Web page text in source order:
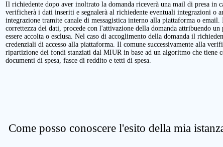
Il richiedente dopo aver inoltrato la domanda riceverà una mail di presa in
verificherà i dati inseriti e segnalerà al richiedente eventuali integrazioni o
integrazione tramite canale di messagistica interno alla piattaforma o
correttezza dei dati, procede con l'attivazione della domanda attribuendo
essere accolta o esclusa. Nel caso di accoglimento della domanda il
credenziali di accesso alla piattaforma. Il comune successivamente alla
ripartizione dei fondi stanziati dal MIUR in base ad un algoritmo che tiene
documenti di spesa, fasce di reddito e tetti di spesa.
Come posso conoscere l'esito della mia